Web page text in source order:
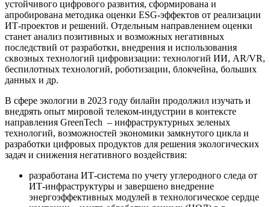
устойчивого цифрового развития, сформирована и
апробирована методика оценки ESG-эффектов от реализации
ИТ-проектов и решений. Отдельным направлением оценки
станет анализ позитивных и возможных негативных
последствий от разработки, внедрения и использования
сквозных технологий цифровизации: технологий ИИ, AR/VR,
беспилотных технологий, роботизации, блокчейна, больших
данных и др.
В сфере экологии в 2023 году билайн продолжил изучать и
внедрять опыт мировой телеком-индустрии в контексте
направления GreenTech – инфраструктурных зеленых
технологий, возможностей экономики замкнутого цикла и
разработки цифровых продуктов для решения экологических
задач и снижения негативного воздействия:
разработана ИТ-система по учету углеродного следа от
ИТ-инфраструктуры и завершено внедрение
энергоэффективных модулей в технологическое сердце